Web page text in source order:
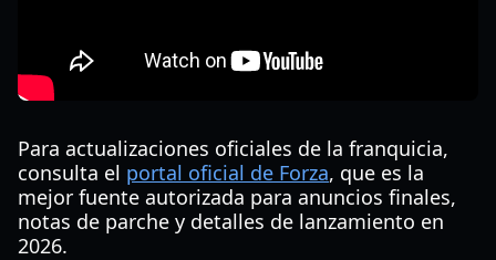
Para actualizaciones oficiales de la franquicia,
consulta el portal oficial de Forza, que es la
mejor fuente autorizada para anuncios finales,
notas de parche y detalles de lanzamiento en
2026.